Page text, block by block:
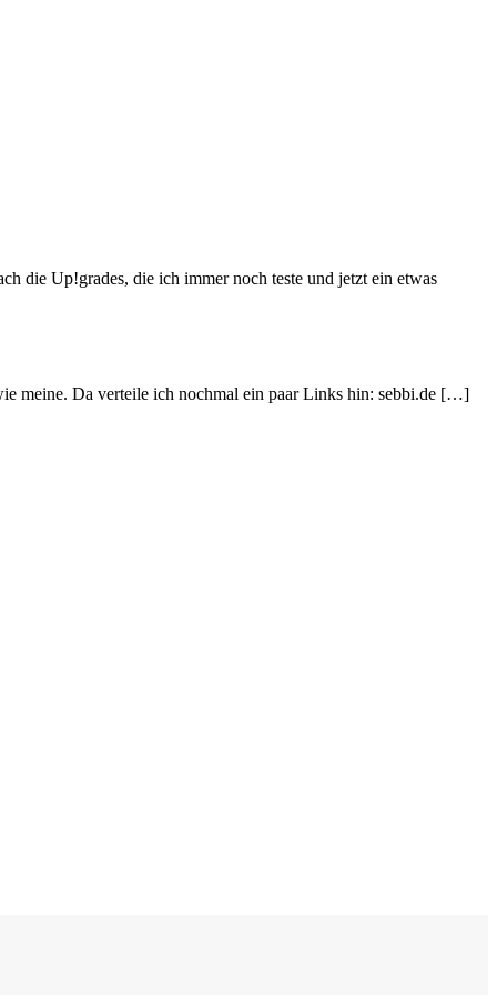
die Up!grades, die ich immer noch teste und jetzt ein etwas
meine. Da verteile ich nochmal ein paar Links hin: sebbi.de […]